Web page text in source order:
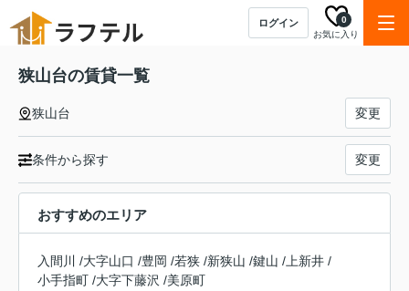
ログイン
お気に入り
0
狭山台の賃貸一覧
狭山台 変更
条件から探す 変更
おすすめのエリア
入間川 /大字山口 /豊岡 /若狭 /新狭山 /鍵山 / 上新井 /
小手指町 /大字下藤沢 /美原町